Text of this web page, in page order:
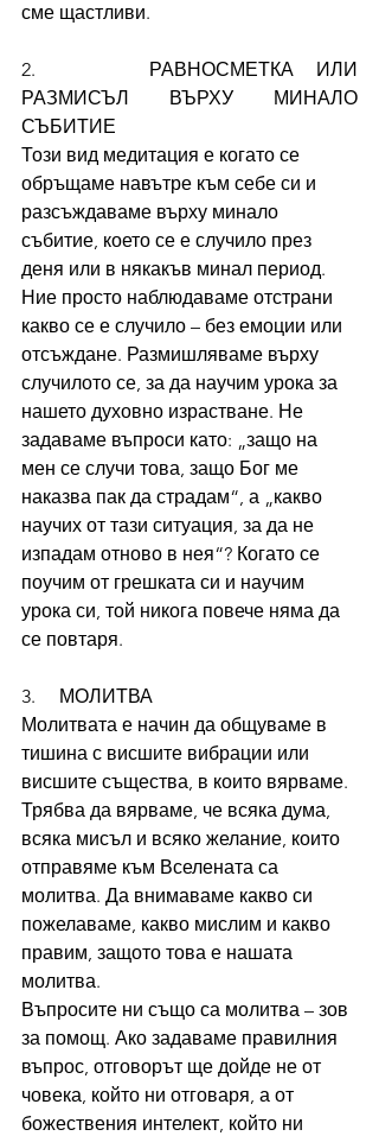
сме щастливи.
2.     РАВНОСМЕТКА ИЛИ
РАЗМИСЪЛ ВЪРХУ МИНАЛО
СЪБИТИЕ
Този вид медитация е когато се
обръщаме навътре към себе си и
разсъждаваме върху минало
събитие, което се е случило през
деня или в някакъв минал период.
Ние просто наблюдаваме отстрани
какво се е случило – без емоции или
отсъждане. Размишляваме върху
случилото се, за да научим урока за
нашето духовно израстване. Не
задаваме въпроси като: „защо на
мен се случи това, защо Бог ме
наказва пак да страдам“, а „какво
научих от тази ситуация, за да не
изпадам отново в нея“? Когато се
поучим от грешката си и научим
урока си, той никога повече няма да
се повтаря.
3.     МОЛИТВА
Молитвата е начин да общуваме в
тишина с висшите вибрации или
висшите същества, в които вярваме.
Трябва да вярваме, че всяка дума,
всяка мисъл и всяко желание, които
отправяме към Вселената са
молитва. Да внимаваме какво си
пожелаваме, какво мислим и какво
правим, защото това е нашата
молитва.
Въпросите ни също са молитва – зов
за помощ. Ако задаваме правилния
въпрос, отговорът ще дойде не от
човека, който ни отговаря, а от
божествения интелект, който ни